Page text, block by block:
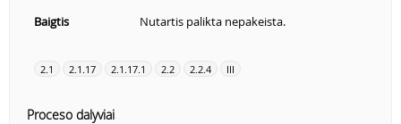
Baigtis
Nutartis palikta nepakeista.
2.1 2.1.17 2.1.17.1 2.2 2.2.4 III
Proceso dalyviai